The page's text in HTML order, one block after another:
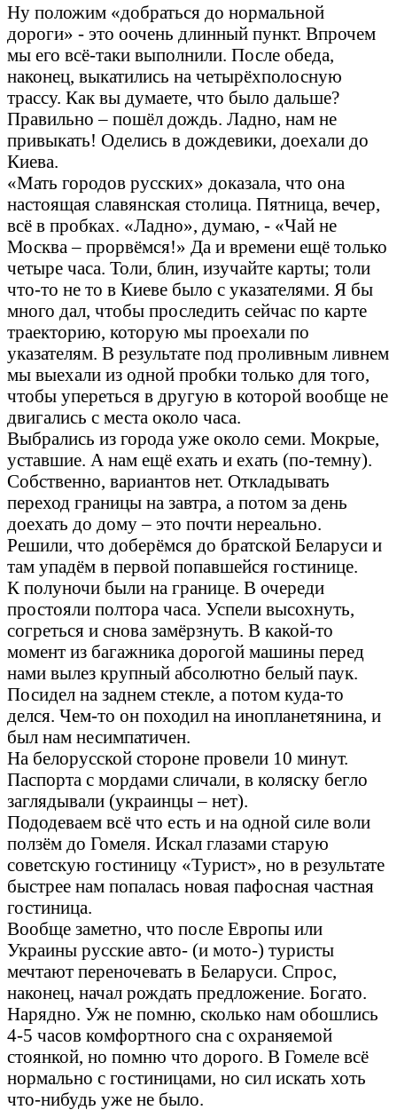
Ну положим «добраться до нормальной
дороги» - это оочень длинный пункт. Впрочем
мы его всё-таки выполнили. После обеда,
наконец, выкатились на четырёхполосную
трассу. Как вы думаете, что было дальше?
Правильно – пошёл дождь. Ладно, нам не
привыкать! Оделись в дождевики, доехали до
Киева.
«Мать городов русских» доказала, что она
настоящая славянская столица. Пятница, вечер,
всё в пробках. «Ладно», думаю, - «Чай не
Москва – прорвёмся!» Да и времени ещё только
четыре часа. Толи, блин, изучайте карты; толи
что-то не то в Киеве было с указателями. Я бы
много дал, чтобы проследить сейчас по карте
траекторию, которую мы проехали по
указателям. В результате под проливным ливнем
мы выехали из одной пробки только для того,
чтобы упереться в другую в которой вообще не
двигались с места около часа.
Выбрались из города уже около семи. Мокрые,
уставшие. А нам ещё ехать и ехать (по-темну).
Собственно, вариантов нет. Откладывать
переход границы на завтра, а потом за день
доехать до дому – это почти нереально.
Решили, что доберёмся до братской Беларуси и
там упадём в первой попавшейся гостинице.
К полуночи были на границе. В очереди
простояли полтора часа. Успели высохнуть,
согреться и снова замёрзнуть. В какой-то
момент из багажника дорогой машины перед
нами вылез крупный абсолютно белый паук.
Посидел на заднем стекле, а потом куда-то
делся. Чем-то он походил на инопланетянина, и
был нам несимпатичен.
На белорусской стороне провели 10 минут.
Паспорта с мордами сличали, в коляску бегло
заглядывали (украинцы – нет).
Пододеваем всё что есть и на одной силе воли
ползём до Гомеля. Искал глазами старую
советскую гостиницу «Турист», но в результате
быстрее нам попалась новая пафосная частная
гостиница.
Вообще заметно, что после Европы или
Украины русские авто- (и мото-) туристы
мечтают переночевать в Беларуси. Спрос,
наконец, начал рождать предложение. Богато.
Нарядно. Уж не помню, сколько нам обошлись
4-5 часов комфортного сна с охраняемой
стоянкой, но помню что дорого. В Гомеле всё
нормально с гостиницами, но сил искать хоть
что-нибудь уже не было.